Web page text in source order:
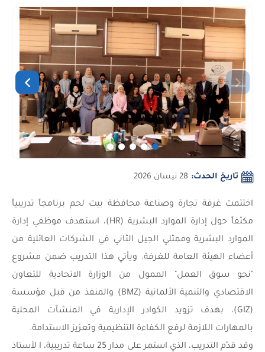
تاريخ الحدث: 28 نيسان 2026
اختتمت غرفة تجارة وصناعة محافظة بيت لحم برنامجاً تدريبياً
مكثفاً حول إدارة الموارد البشرية (HR)، استهدف موظفي إدارة
الموارد البشرية وممثلي الجيل الثاني في الشركات العائلية من
أعضاء الهيئة العامة للغرفة. ويأتي هذا التدريب ضمن مشروع
"نحو سوق العمل" الممول من الوزارة الاتحادية للتعاون
الاقتصادي والتنمية الألمانية (BMZ) والمنفذ من قبل مؤسسة
(GIZ)، بهدف تزويد الكوادر الإدارية في المنشآت المحلية
بالمهارات اللازمة لرفع الكفاءة التنظيمية وتعزيز الاستدامة.
وقد قدّم التدريب، الذي استمر على مدار 25 ساعة تدريبية، ا لأستاذ